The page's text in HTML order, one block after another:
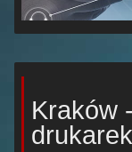
Kraków
drukarek